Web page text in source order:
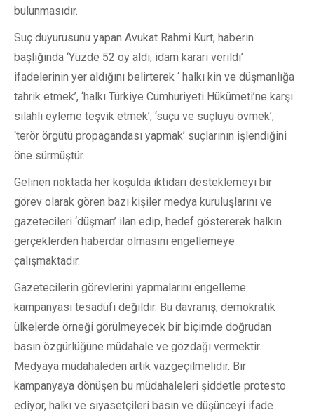
bulunmasıdır.
Suç duyurusunu yapan Avukat Rahmi Kurt, haberin
başlığında ‘Yüzde 52 oy aldı, idam kararı verildi’
ifadelerinin yer aldığını belirterek ‘ halkı kin ve düşmanlığa
tahrik etmek’, ‘halkı Türkiye Cumhuriyeti Hükümeti’ne karşı
silahlı eyleme teşvik etmek’, ‘suçu ve suçluyu övmek’,
‘terör örgütü propagandası yapmak’ suçlarının işlendiğini
öne sürmüştür.
Gelinen noktada her koşulda iktidarı desteklemeyi bir
görev olarak gören bazı kişiler medya kuruluşlarını ve
gazetecileri ‘düşman’ ilan edip, hedef göstererek halkın
gerçeklerden haberdar olmasını engellemeye
çalışmaktadır.
Gazetecilerin görevlerini yapmalarını engelleme
kampanyası tesadüfi değildir. Bu davranış, demokratik
ülkelerde örneği görülmeyecek bir biçimde doğrudan
basın özgürlüğüne müdahale ve gözdağı vermektir.
Medyaya müdahaleden artık vazgeçilmelidir. Bir
kampanyaya dönüşen bu müdahaleleri şiddetle protesto
ediyor, halkı ve siyasetçileri basın ve düşünceyi ifade